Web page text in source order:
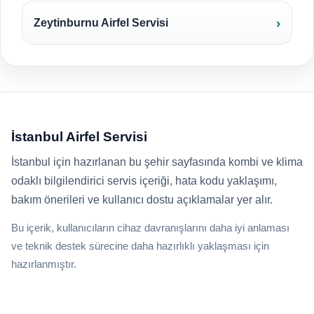
Zeytinburnu Airfel Servisi
İstanbul Airfel Servisi
İstanbul için hazırlanan bu şehir sayfasında kombi ve klima
odaklı bilgilendirici servis içeriği, hata kodu yaklaşımı,
bakım önerileri ve kullanıcı dostu açıklamalar yer alır.
Bu içerik, kullanıcıların cihaz davranışlarını daha iyi anlaması
ve teknik destek sürecine daha hazırlıklı yaklaşması için
hazırlanmıştır.